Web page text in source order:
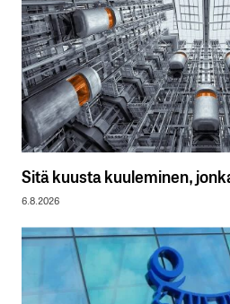
Sitä kuusta kuuleminen,
6.8.2026